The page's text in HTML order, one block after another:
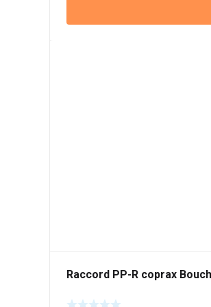
Raccord PP-R coprax